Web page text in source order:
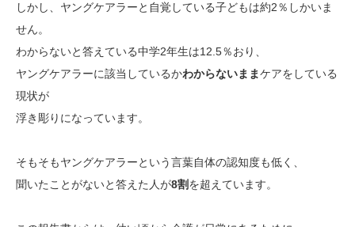
しかし、ヤングケアラーと自覚している子どもは約2％しかいま
せん。
わからないと答えている中学2年生は12.5％おり、
ヤングケアラーに該当しているかわからないままケアをしている
現状が
浮き彫りになっています。
そもそもヤングケアラーという言葉自体の認知度も低く、
聞いたことがないと答えた人が8割を超えています。